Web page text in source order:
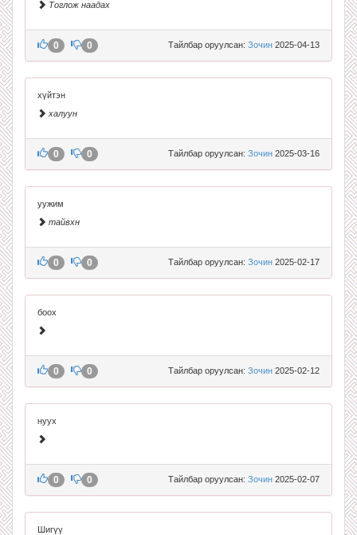
Тоглож наадах
Тайлбар оруулсан: Зочин 2025-04-13
0 0
хүйтэн
халуун
Тайлбар оруулсан: Зочин 2025-03-16
0 0
уужим
тайвхн
Тайлбар оруулсан: Зочин 2025-02-17
0 0
боох
Тайлбар оруулсан: Зочин 2025-02-12
0 0
нуух
Тайлбар оруулсан: Зочин 2025-02-07
0 0
Шигүү